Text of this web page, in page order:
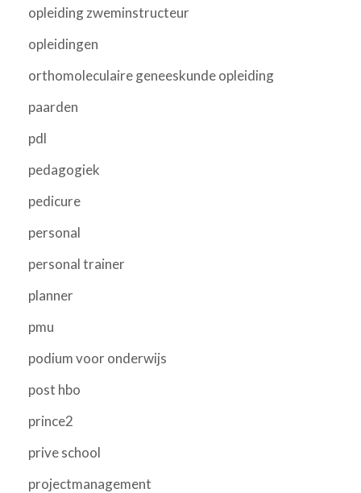
opleiding zweminstructeur
opleidingen
orthomoleculaire geneeskunde opleiding
paarden
pdl
pedagogiek
pedicure
personal
personal trainer
planner
pmu
podium voor onderwijs
post hbo
prince2
prive school
projectmanagement